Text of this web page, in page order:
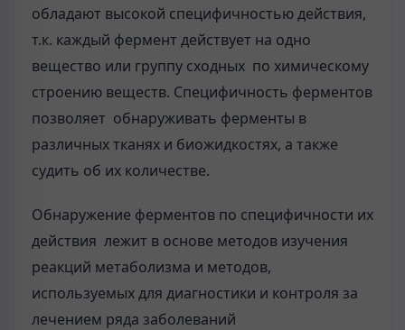
обладают высокой специфичностью действия,
т.к. каждый фермент действует на одно
вещество или группу сходных по химическому
строению веществ. Специфичность ферментов
позволяет обнаруживать ферменты в
различных тканях и биожидкостях, а также
судить об их количестве.
Обнаружение ферментов по специфичности их
действия лежит в основе методов изучения
реакций метаболизма и методов,
используемых для диагностики и контроля за
лечением ряда заболеваний